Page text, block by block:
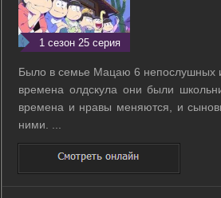
1 сезон 25 серия
Было в семье Мацаю 6 непослушных
времена олдскула они были
времена и нравы меняются, и
ними. ...